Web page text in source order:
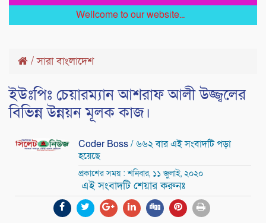
Wellcome to our website...
/সারা বাংলাদেশ
ইউঃপিঃ চেয়ারম্যান আশরাফ আলী উজ্জ্বলের
বিভিন্ন উন্নয়ন মূলক কাজ।
Coder Boss/ ৬৬২ বার এই সংবাদটি পড়া
হয়েছে
প্রকাশের সময় : শনিবার, ১১ জুলাই, ২০২০
এই সংবাদটি শেয়ার করুনঃ